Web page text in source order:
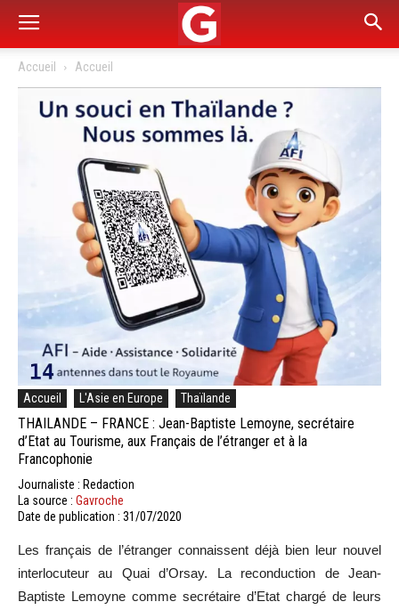
Accueil Accueil
Accueil L'Asie en Europe Thaïlande
THAILANDE – FRANCE : Jean-Baptiste Lemoyne, secrétaire
d’Etat au Tourisme, aux Français de l’étranger et à la
Francophonie
Journaliste : Redaction
La source : Gavroche
Date de publication : 31/07/2020
Les français de l’étranger connaissent déjà bien leur nouvel
interlocuteur au Quai d’Orsay. La reconduction de Jean-
Baptiste Lemoyne comme secrétaire d’Etat chargé de leurs